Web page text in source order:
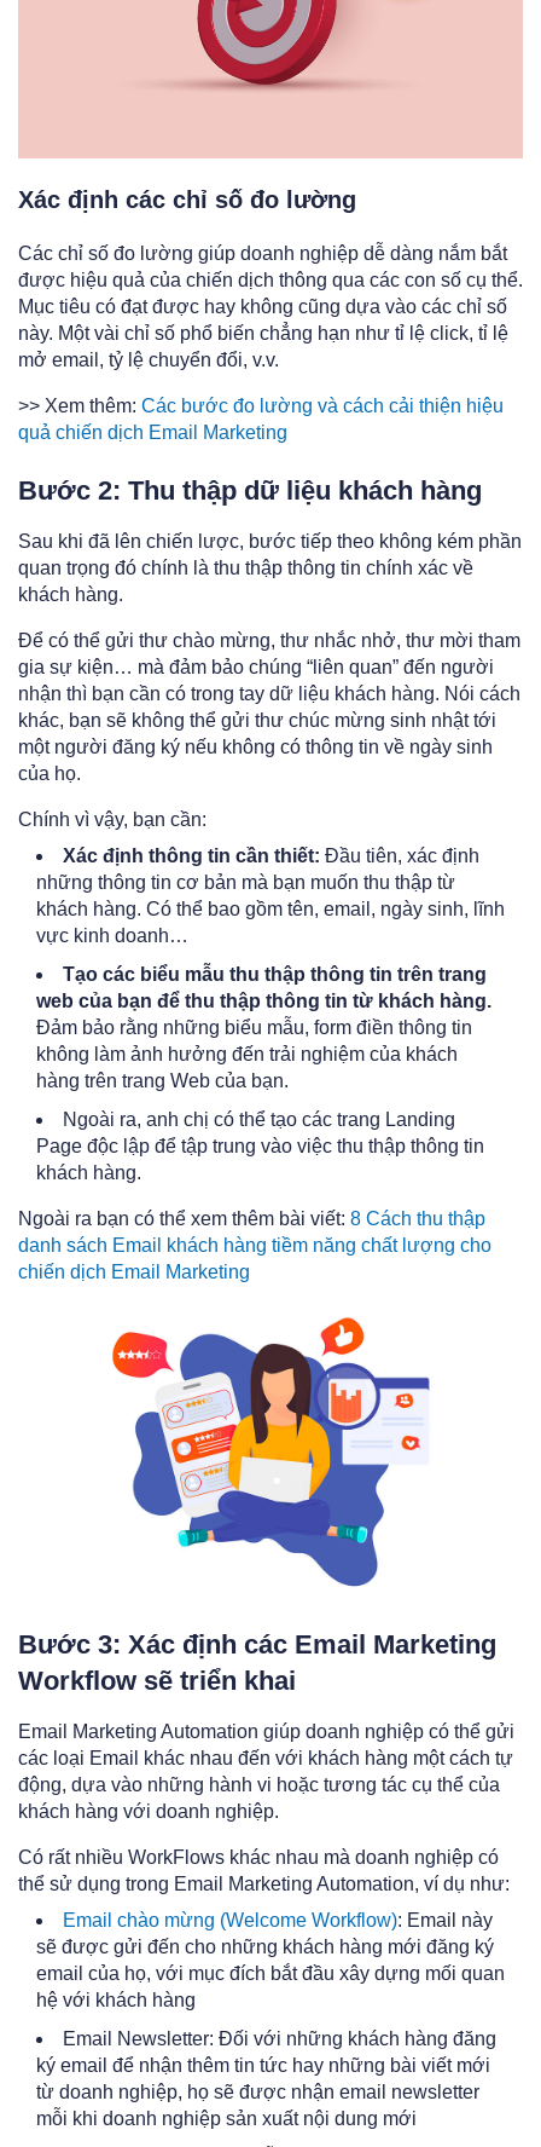
Xác định các chỉ số đo lường
Các chỉ số đo lường giúp doanh nghiệp dễ dàng nắm bắt
được hiệu quả của chiến dịch thông qua các con số cụ thể.
Mục tiêu có đạt được hay không cũng dựa vào các chỉ số
này. Một vài chỉ số phổ biến chẳng hạn như tỉ lệ click, tỉ lệ
mở email, tỷ lệ chuyển đổi, v.v.
>> Xem thêm: Các bước đo lường và cách cải thiện hiệu
quả chiến dịch Email Marketing
Bước 2: Thu thập dữ liệu khách hàng
Sau khi đã lên chiến lược, bước tiếp theo không kém phần
quan trọng đó chính là thu thập thông tin chính xác về
khách hàng.
Để có thể gửi thư chào mừng, thư nhắc nhở, thư mời tham
gia sự kiện… mà đảm bảo chúng “liên quan” đến người
nhận thì bạn cần có trong tay dữ liệu khách hàng. Nói cách
khác, bạn sẽ không thể gửi thư chúc mừng sinh nhật tới
một người đăng ký nếu không có thông tin về ngày sinh
của họ.
Chính vì vậy, bạn cần:
Xác định thông tin cần thiết: Đầu tiên, xác định
những thông tin cơ bản mà bạn muốn thu thập từ
khách hàng. Có thể bao gồm tên, email, ngày sinh, lĩnh
vực kinh doanh…
Tạo các biểu mẫu thu thập thông tin trên trang
web của bạn để thu thập thông tin từ khách hàng.
Đảm bảo rằng những biểu mẫu, form điền thông tin
không làm ảnh hưởng đến trải nghiệm của khách
hàng trên trang Web của bạn.
Ngoài ra, anh chị có thể tạo các trang Landing
Page độc lập để tập trung vào việc thu thập thông tin
khách hàng.
Ngoài ra bạn có thể xem thêm bài viết: 8 Cách thu thập
danh sách Email khách hàng tiềm năng chất lượng cho
chiến dịch Email Marketing
Bước 3: Xác định các Email Marketing
Workflow sẽ triển khai
Email Marketing Automation giúp doanh nghiệp có thể gửi
các loại Email khác nhau đến với khách hàng một cách tự
động, dựa vào những hành vi hoặc tương tác cụ thể của
khách hàng với doanh nghiệp.
Có rất nhiều WorkFlows khác nhau mà doanh nghiệp có
thể sử dụng trong Email Marketing Automation, ví dụ như:
Email chào mừng (Welcome Workflow): Email này
sẽ được gửi đến cho những khách hàng mới đăng ký
email của họ, với mục đích bắt đầu xây dựng mối quan
hệ với khách hàng
Email Newsletter: Đối với những khách hàng đăng
ký email để nhận thêm tin tức hay những bài viết mới
từ doanh nghiệp, họ sẽ được nhận email newsletter
mỗi khi doanh nghiệp sản xuất nội dung mới